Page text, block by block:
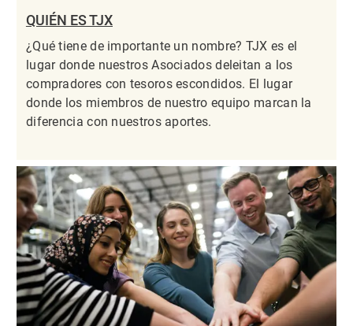
QUIÉN ES TJX
¿Qué tiene de importante un nombre? TJX es el
lugar donde nuestros Asociados deleitan a los
compradores con tesoros escondidos. El lugar
donde los miembros de nuestro equipo marcan la
diferencia con nuestros aportes.